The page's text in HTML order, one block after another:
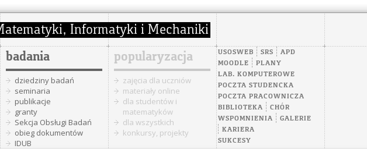
badania
dziedziny badań
seminaria
publikacje
granty
Sekcja Obsługi Badań
obieg dokumentów
IDUB
popularyzacja
zajęcia dla uczniów
materiały online
dla studentów i
matematyków
dla wszystkich
konkursy, projekty
USOSWEB SRS
APD
MOODLE
PLANY
LAB. KOMPUTEROWE
POCZTA STUDENCKA
POCZTA PRACOWNICZA
BIBLIOTEKA
CHÓR
WSPOMNIENIA
GALERIE
KARIERA
SUKCESY